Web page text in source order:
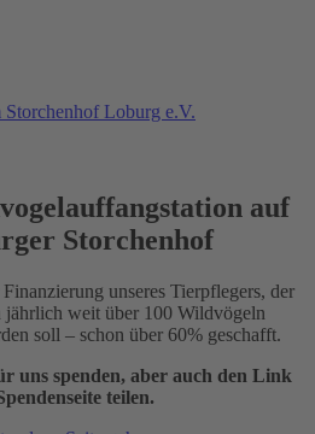
auf
Storchenhof
unseres Tierpflegers, der
jährlich weit über 100 Wildvögeln
soll – schon über 60% geschafft.
uns spenden, aber auch den Link
teilen.